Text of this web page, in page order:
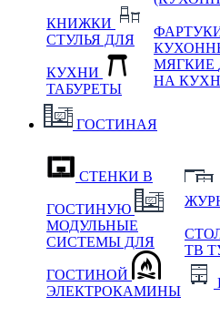
КНИЖКИ
СТУЛЬЯ ДЛЯ
КУХНИ
ТАБУРЕТЫ
МЯГКИЕ
НА
ГОСТИНАЯ
СТЕНКИ В
ГОСТИНУЮ
МОДУЛЬНЫЕ
СИСТЕМЫ ДЛЯ
ГОСТИНОЙ
ЭЛЕКТРОКАМИНЫ
ТВ